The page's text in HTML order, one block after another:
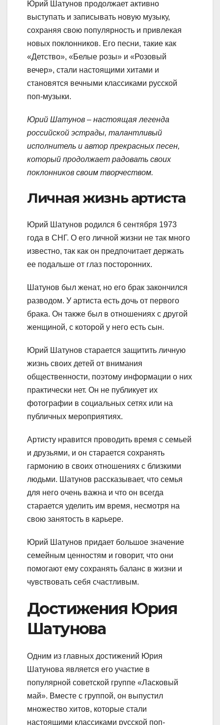
Юрий Шатунов продолжает активно
выступать и записывать новую музыку,
сохраняя свою популярность и привлекая
новых поклонников. Его песни, такие как
«Детство», «Белые розы» и «Розовый
вечер», стали настоящими хитами и
становятся вечными классиками русской
поп-музыки.
Юрий Шатунов – настоящая легенда
российской эстрады, талантливый
исполнитель и автор прекрасных песен,
который продолжает радовать своих
поклонников своим творчеством.
Личная жизнь артиста
Юрий Шатунов родился 6 сентября 1973
года в СНГ. О его личной жизни не так много
известно, так как он предпочитает держать
ее подальше от глаз посторонних.
Шатунов был женат, но его брак закончился
разводом. У артиста есть дочь от первого
брака. Он также был в отношениях с другой
женщиной, с которой у него есть сын.
Юрий Шатунов старается защитить личную
жизнь своих детей от внимания
общественности, поэтому информации о них
практически нет. Он не публикует их
фотографии в социальных сетях или на
публичных мероприятиях.
Артисту нравится проводить время с семьей
и друзьями, и он старается сохранять
гармонию в своих отношениях с близкими
людьми. Шатунов рассказывает, что семья
для него очень важна и что он всегда
старается уделить им время, несмотря на
свою занятость в карьере.
Юрий Шатунов придает большое значение
семейным ценностям и говорит, что они
помогают ему сохранять баланс в жизни и
чувствовать себя счастливым.
Достижения Юрия
Шатунова
Одним из главных достижений Юрия
Шатунова является его участие в
популярной советской группе «Ласковый
май». Вместе с группой, он выпустил
множество хитов, которые стали
настоящими классиками русской поп-